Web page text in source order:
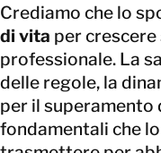
Crediamo che lo
di vita per crescere
professionale. La
delle regole, la
per il
fondamentali che